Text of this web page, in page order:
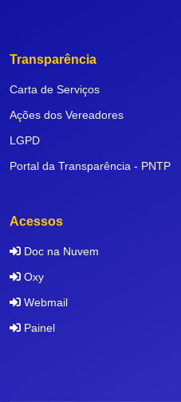
Transparência
Carta de Serviços
Ações dos Vereadores
LGPD
Portal da Transparência - PNTP
Acessos
Doc na Nuvem
Oxy
Webmail
Painel